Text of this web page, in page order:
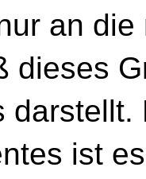
an die
dieses
ist